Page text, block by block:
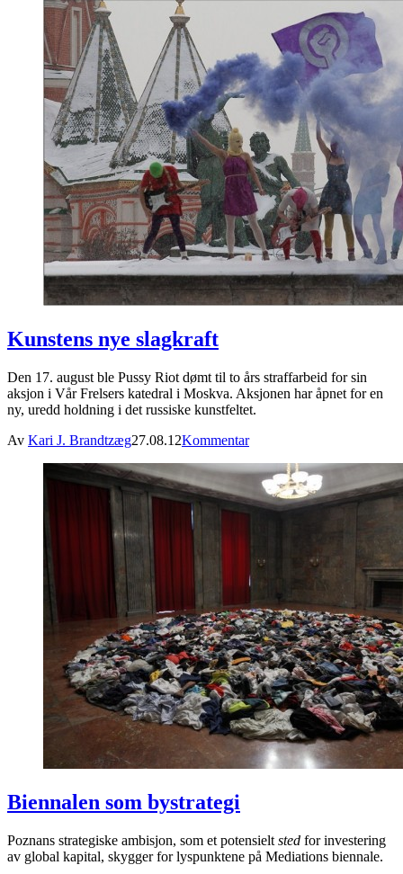
Kunstens nye slagkraft
Den 17. august ble Pussy Riot dømt til to års straffarbeid for sin
aksjon i Vår Frelsers katedral i Moskva. Aksjonen har åpnet for en
ny, uredd holdning i det russiske kunstfeltet.
Av Kari J. Brandtzæg27.08.12Kommentar
Biennalen som bystrategi
Poznans strategiske ambisjon, som et potensielt sted for investering
av global kapital, skygger for lyspunktene på Mediations biennale.